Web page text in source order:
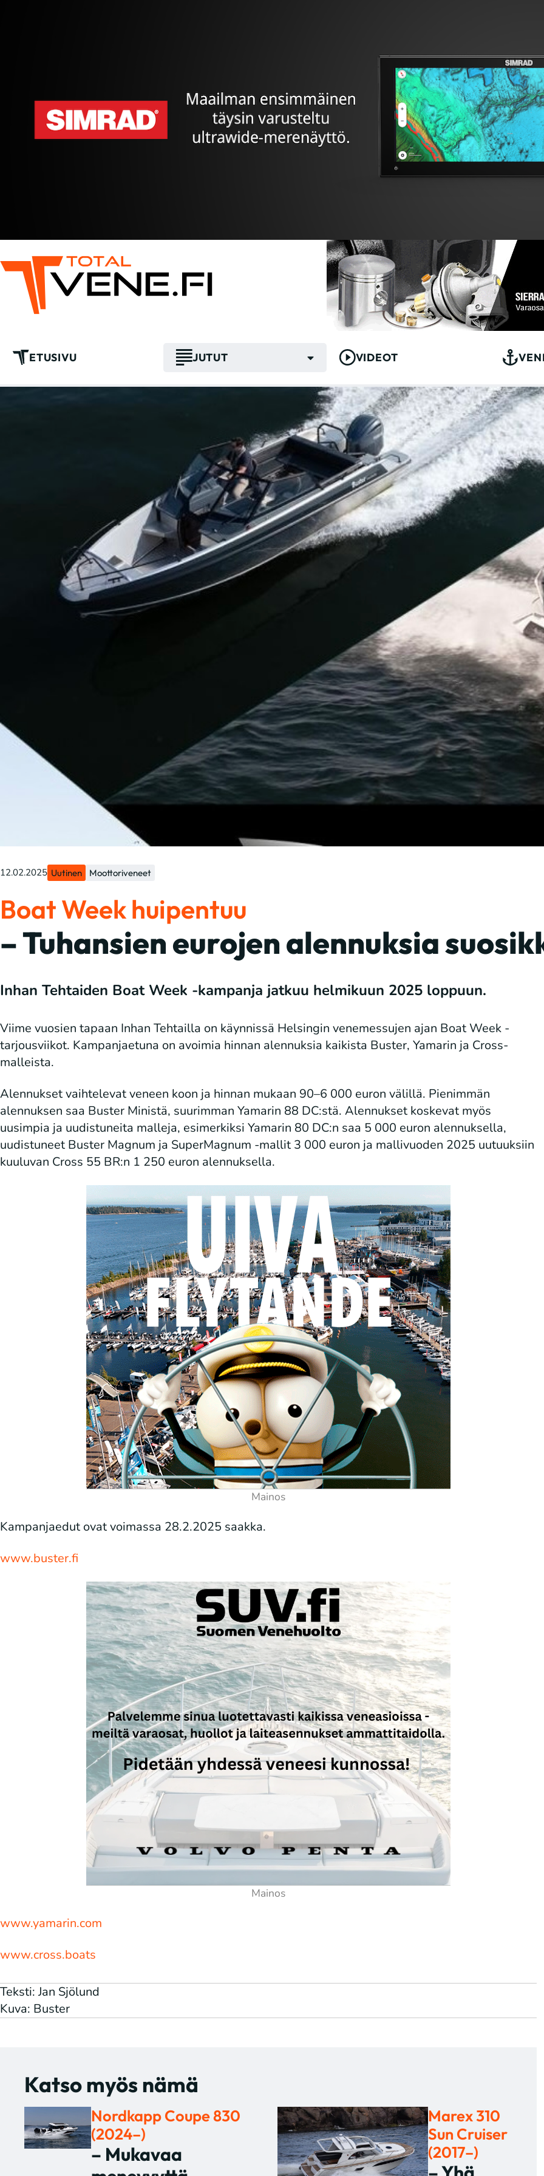
ETUSIVU JUTUT VIDEOT
12.02.2025 Uutinen Moottoriveneet
Boat Week huipentuu
– Tuhansien eurojen alennuksia
Inhan Tehtaiden Boat Week -kampanja jatkuu helmikuun 2025 loppuun.
Viime vuosien tapaan Inhan Tehtailla on käynnissä Helsingin venemessujen ajan Boat Week -
tarjousviikot. Kampanjaetuna on avoimia hinnan alennuksia kaikista Buster, Yamarin ja Cross-
malleista.
Alennukset vaihtelevat veneen koon ja hinnan mukaan 90–6 000 euron välillä. Pienimmän
alennuksen saa Buster Ministä, suurimman Yamarin 88 DC:stä. Alennukset koskevat myös
uusimpia ja uudistuneita malleja, esimerkiksi Yamarin 80 DC:n saa 5 000 euron alennuksella,
uudistuneet Buster Magnum ja SuperMagnum -mallit 3 000 euron ja mallivuoden 2025 uutuuksiin
kuuluvan Cross 55 BR:n 1 250 euron alennuksella.
Kampanjaedut ovat voimassa 28.2.2025 saakka.
www.buster.fi
www.yamarin.com
www.cross.boats
Teksti: Jan Sjölund
Kuva: Buster
Katso myös nämä
Nordkapp Coupe 830
(2024–)
– Mukavaa
Marex 310
Sun Cruiser
(2017–)